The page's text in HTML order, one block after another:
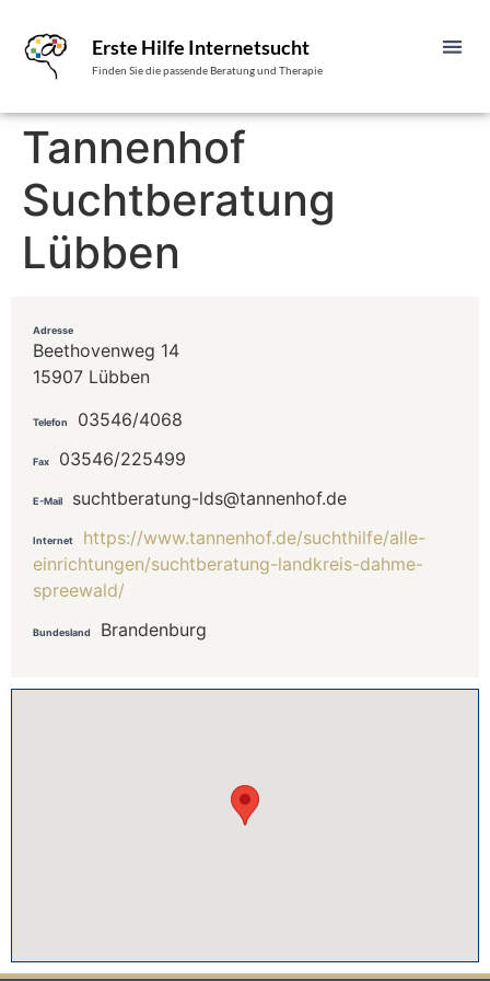
Erste Hilfe Internetsucht
Finden Sie die passende Beratung und Therapie
Tannenhof
Suchtberatung
Lübben
Adresse
Beethovenweg 14
15907 Lübben
Telefon 03546/4068
Fax 03546/225499
E-Mail suchtberatung-lds@tannenhof.de
Internet
https://www.tannenhof.de/suchthilfe/alle-
einrichtungen/suchtberatung-landkreis-dahme-
spreewald/
Bundesland Brandenburg